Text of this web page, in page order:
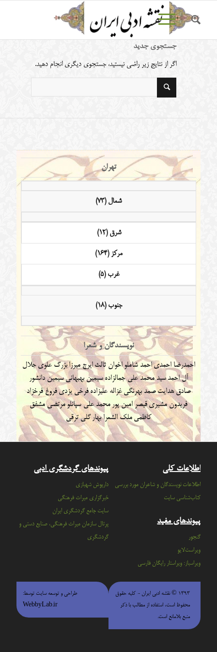
جستجوی جدید
اگر از نتایج زیر راضی نیستید، جستجوی دیگری انجام دهید.
تهران
شمال (73)
شرق (12)
مرکز (164)
غرب (5)
جنوب (18)
نویسندگان و شعرا
احمدرضا احمدیاحمد شاملو اخوان ثالث ایرج میرزابزرگ علوی جلال
آل احمدسید محمد علی جمالزادهسیمین بهبهانیسیمین دانشور
صادق هدایتصمد بهرنگی غزاله علیزادهفرخی یزدی فروغ فرخزاد
فریدون مشیری قیصر امین پور محمد علی سپانلومرتضی مشفق
کاظمی ملک الشعرا بهار گلی ترقی
اطلاعات کلی
اطلاعات نویسندگان و شاعران مورد بررسی
کتاب‌شناسی سایت
پیوندهای مفید
گنجور
ویراست‌لایو
ویراسباز: ویراستار رایگان فارسی
پیوندهای گردشگری ادبی
داریوش شهبازی
خبرگزاری میراث فرهنگی
سايت جامع گردشگري ايران
پرتال سازمان ميراث فرهنگي، صنايع دستي و
گردشگري
۱۳۹۳ © نقشه ادبی ایران - كليه حقوق
محفوظ است، استفاده از مطالب با ذكر
منبع بلامانع است.
طراحی و توسعه سایت توسط:
WebbyLab.ir